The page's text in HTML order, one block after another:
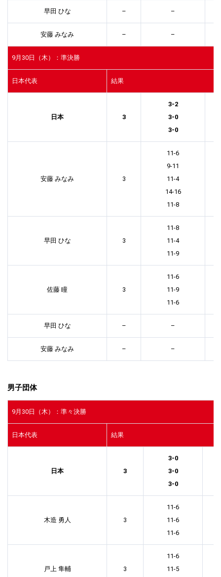
早田 ひな – –
安藤 みなみ – –
9月30日（木）：準決勝
日本代表 結果
日本 3
3-2
3-0
3-0
安藤 みなみ 3
11-6
9-11
11-4
14-16
11-8
早田 ひな 3
11-8
11-4
11-9
佐藤 瞳 3
11-6
11-9
11-6
早田 ひな – –
安藤 みなみ – –
男子団体
9月30日（木）：準々決勝
日本代表 結果
日本 3
3-0
3-0
3-0
木造 勇人 3
11-6
11-6
11-6
戸上 隼輔 3
11-6
11-5